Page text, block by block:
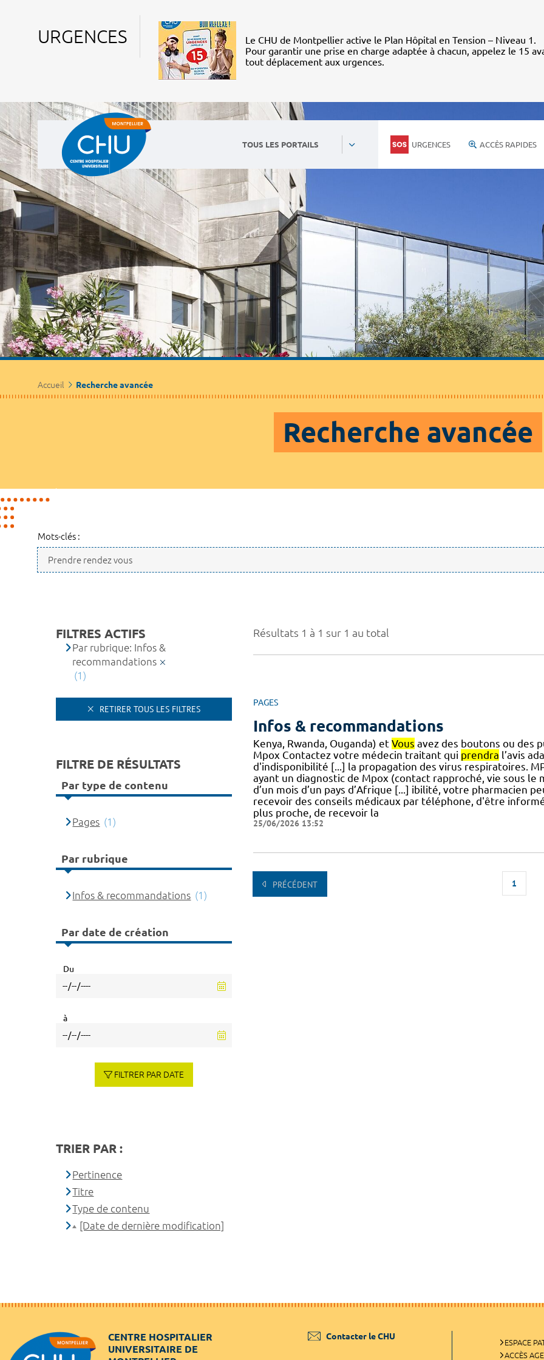
URGENCES
Le CHU de Montpellier active le Plan Hôpital en Tension – Niveau 1.
Pour garantir une prise en charge adaptée à chacun, appelez le 15
tout déplacement aux urgences.
TOUS LES PORTAILS URGENCES ACCÈS RAPIDES
Accueil Recherche avancée
Recherche avancée
Mots-clés :
Résultats 1 à 1 sur 1 au total
PAGES
Infos & recommandations
Kenya, Rwanda, Ouganda) et Vous avez des boutons ou des
Mpox Contactez votre médecin traitant qui prendra l’avis
d'indisponibilité [...] la propagation des virus respiratoires.
ayant un diagnostic de Mpox (contact rapproché, vie sous le
d’un mois d’un pays d’Afrique [...] ibilité, votre pharmacien
recevoir des conseils médicaux par téléphone, d'être
plus proche, de recevoir la
25/06/2026 13:52
PRÉCÉDENT 1
FILTRES ACTIFS
Par rubrique: Infos &
recommandations
(1)
RETIRER TOUS LES FILTRES
FILTRE DE RÉSULTATS
Par type de contenu
Pages (1)
Par rubrique
Infos & recommandations (1)
Par date de création
Du
à
FILTRER PAR DATE
TRIER PAR :
Pertinence
Titre
Type de contenu
[Date de dernière modification]
CENTRE HOSPITALIER
UNIVERSITAIRE DE
Contacter le CHU
ESPACE
ACCÈS